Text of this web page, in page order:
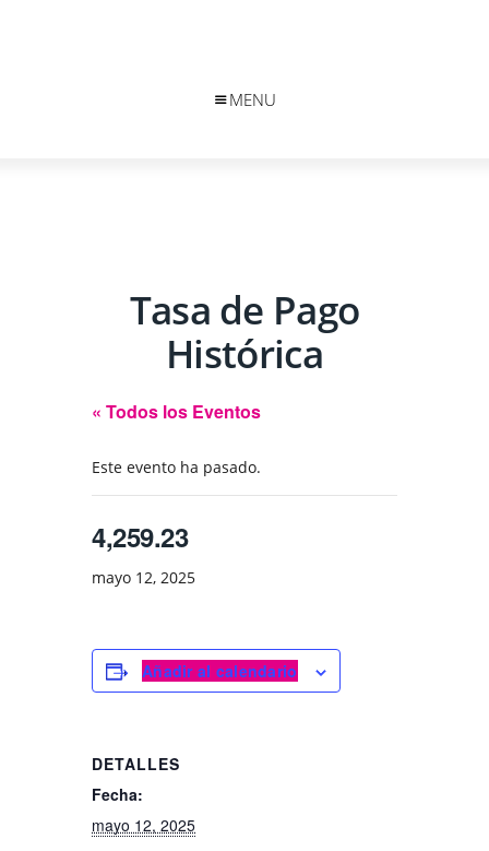
MENU
Tasa de Pago
Histórica
« Todos los Eventos
Este evento ha pasado.
4,259.23
mayo 12, 2025
Añadir al calendario
DETALLES
Fecha:
mayo 12, 2025